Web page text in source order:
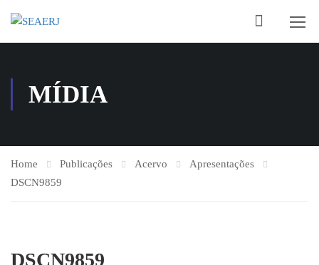
MÍDIA
Home Publicações Acervo
Apresentações
DSCN9859
DSCN9859